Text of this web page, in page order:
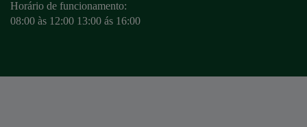
Horário de funcionamento:
08:00 às 12:00 13:00 ás 16:00